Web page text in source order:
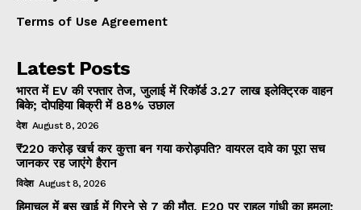
Terms of Use Agreement
Latest Posts
भारत में EV की रफ्तार तेज, जुलाई में रिकॉर्ड 3.27 लाख इलेक्ट्रिक वाहन
बिके; दोपहिया बिक्री में 88% उछाल
देश August 8, 2026
₹220 करोड़ खर्च कर कुत्ता बन गया करोड़पति? वायरल दावे का पूरा सच
जानकर रह जाएंगे हैरान
विदेश August 8, 2026
हिमाचल में बस खाई में गिरने से 7 की मौत, E20 पर राहुल गांधी का हमला;